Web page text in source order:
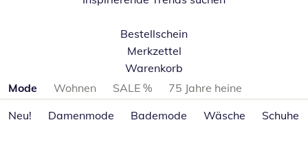
Bestellschein
Merkzettel
Warenkorb
Produktkategorien überspringen
Mode Wohnen SALE %
75 Jahre heine
Neu!
Damenmode Bademode Wäsche Schuhe